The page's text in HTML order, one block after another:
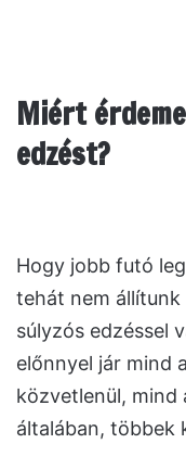
Miért
edzést?
Hogy jobb futó
tehát nem állítunk
súlyzós edzéssel
előnnyel jár mind
közvetlenül, mind
általában, többek